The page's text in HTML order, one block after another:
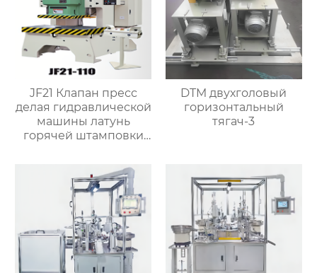
JF21 Клапан пресс
делая гидравлической
машины латунь
горячей штамповки
DTM двухголовый
горизонтальный
тягач-3